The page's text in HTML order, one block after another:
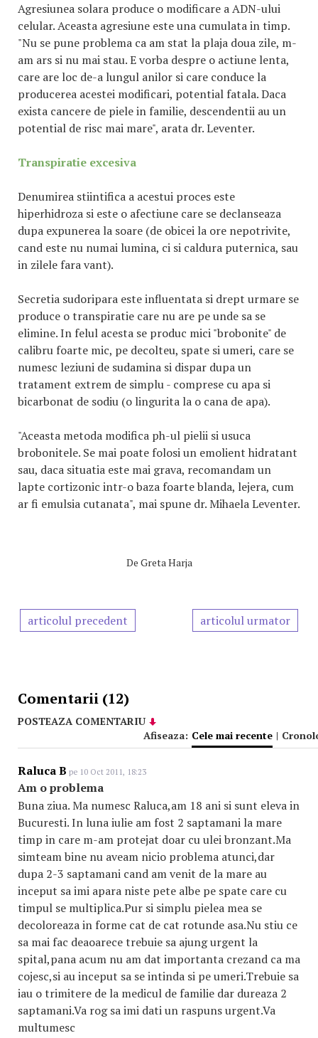
Agresiunea solara produce o modificare a ADN-ului
celular. Aceasta agresiune este una cumulata in timp.
"Nu se pune problema ca am stat la plaja doua zile, m-
am ars si nu mai stau. E vorba despre o actiune lenta,
care are loc de-a lungul anilor si care conduce la
producerea acestei modificari, potential fatala. Daca
exista cancere de piele in familie, descendentii au un
potential de risc mai mare", arata dr. Leventer.
Transpiratie excesiva
Denumirea stiintifica a acestui proces este
hiperhidroza si este o afectiune care se declanseaza
dupa expunerea la soare (de obicei la ore nepotrivite,
cand este nu numai lumina, ci si caldura puternica, sau
in zilele fara vant).
Secretia sudoripara este influentata si drept urmare se
produce o transpiratie care nu are pe unde sa se
elimine. In felul acesta se produc mici "brobonite" de
calibru foarte mic, pe decolteu, spate si umeri, care se
numesc leziuni de sudamina si dispar dupa un
tratament extrem de simplu - comprese cu apa si
bicarbonat de sodiu (o lingurita la o cana de apa).
"Aceasta metoda modifica ph-ul pielii si usuca
brobonitele. Se mai poate folosi un emolient hidratant
sau, daca situatia este mai grava, recomandam un
lapte cortizonic intr-o baza foarte blanda, lejera, cum
ar fi emulsia cutanata", mai spune dr. Mihaela Leventer.
De Greta Harja
articolul precedent articolul urmator
Comentarii (12)
POSTEAZA COMENTARIU
Afiseaza: Cele mai recente |
Raluca B pe 10 Oct 2011, 18:23
Am o problema
Buna ziua. Ma numesc Raluca,am 18 ani si sunt eleva in
Bucuresti. In luna iulie am fost 2 saptamani la mare
timp in care m-am protejat doar cu ulei bronzant.Ma
simteam bine nu aveam nicio problema atunci,dar
dupa 2-3 saptamani cand am venit de la mare au
inceput sa imi apara niste pete albe pe spate care cu
timpul se multiplica.Pur si simplu pielea mea se
decoloreaza in forme cat de cat rotunde asa.Nu stiu ce
sa mai fac deaoarece trebuie sa ajung urgent la
spital,pana acum nu am dat importanta crezand ca ma
cojesc,si au inceput sa se intinda si pe umeri.Trebuie sa
iau o trimitere de la medicul de familie dar dureaza 2
saptamani.Va rog sa imi dati un raspuns urgent.Va
multumesc